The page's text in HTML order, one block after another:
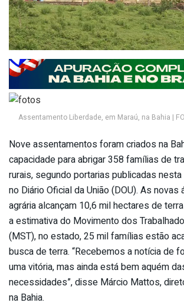
Assentamento Liberdade, em Maraú, na Bahia |
Nove assentamentos foram criados na
capacidade para abrigar 358 famílias de
rurais, segundo portarias publicadas
no Diário Oficial da União (DOU). As
agrária alcançam 10,6 mil hectares de
a estimativa do Movimento dos
(MST), no estado, 25 mil famílias estão
busca de terra. “Recebemos a notícia de
uma vitória, mas ainda está bem aquém
necessidades”, disse Márcio Mattos,
na Bahia.